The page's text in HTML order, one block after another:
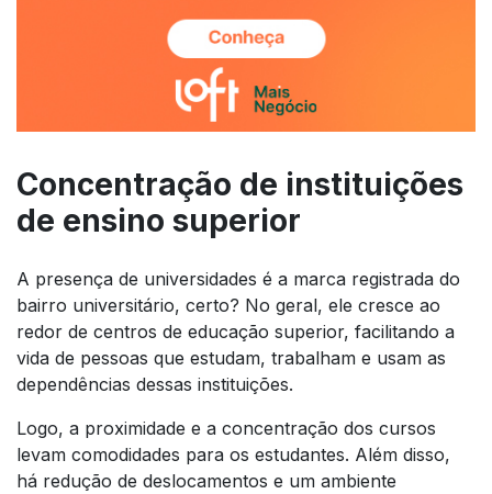
Concentração de instituições
de ensino superior
A presença de universidades é a marca registrada do
bairro universitário, certo? No geral, ele cresce ao
redor de centros de educação superior, facilitando a
vida de pessoas que estudam, trabalham e usam as
dependências dessas instituições.
Logo, a proximidade e a concentração dos cursos
levam comodidades para os estudantes. Além disso,
há redução de deslocamentos e um ambiente